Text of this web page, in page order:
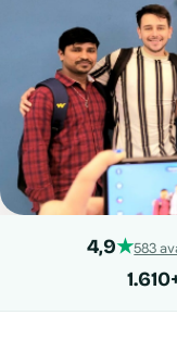
4,9★583